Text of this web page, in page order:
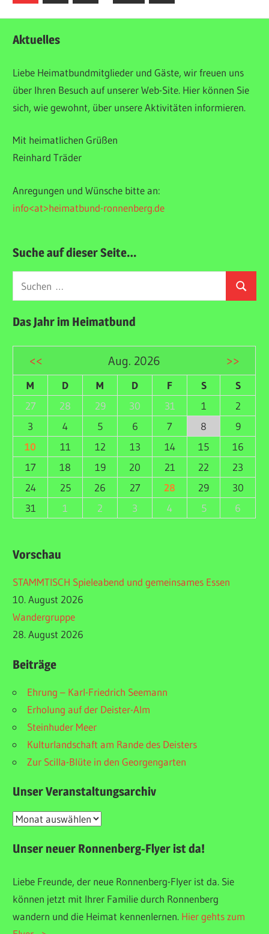
Beiträge
Beiträge
Aktuelles
Liebe Heimatbundmitglieder und Gäste, wir freuen uns
über Ihren Besuch auf unserer Web-Site. Hier können Sie
sich, wie gewohnt, über unsere Aktivitäten informieren.
Mit heimatlichen Grüßen
Reinhard Träder
Anregungen und Wünsche bitte an:
info<at>heimatbund-ronnenberg.de
Suche auf dieser Seite…
Suchen
nach:
Suchen
Das Jahr im Heimatbund
<< Aug. 2026 >>
M D M D F S
S
27
28 29 30 31 1
2
3
4 5 6 7 8
9
10
11 12 13 14 15
16
17
18 19 20 21 22
23
24
25 26 27 28 29
30
31
1 2 3 4 5 6
Vorschau
STAMMTISCH Spieleabend und gemeinsames Essen
10. August 2026
Wandergruppe
28. August 2026
Beiträge
Ehrung – Karl-Friedrich Seemann
Erholung auf der Deister-Alm
Steinhuder Meer
Kulturlandschaft am Rande des Deisters
Zur Scilla-Blüte in den Georgengarten
Unser Veranstaltungsarchiv
Unser
Unser neuer Ronnenberg-Flyer ist da!
Liebe Freunde, der neue Ronnenberg-Flyer ist da. Sie
können jetzt mit Ihrer Familie durch Ronnenberg
wandern und die Heimat kennenlernen. Hier gehts zum